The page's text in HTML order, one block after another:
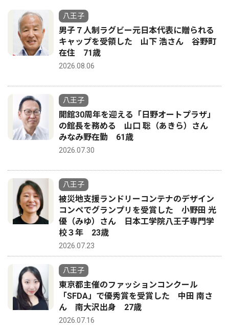
八王子
男子７人制ラグビー元日本代表に贈られる
キャップを受領した 山下 浩さん 谷野町
在住 71歳
2026.08.06
八王子
開館30周年を迎える「日野オートプラザ」
の館長を務める 山口 聡（あきら）さん
みなみ野在勤 61歳
2026.07.30
八王子
被災地支援ランドリーコンテナのデザイン
コンペでグランプリを受賞した 小野田 光
優（みゆ）さん 日本工学院八王子専門学
校３年 23歳
2026.07.23
八王子
東京都主催のファッションコンクール
「SFDA」で優秀賞を受賞した 中田 南さ
ん 南大沢出身 27歳
2026.07.16